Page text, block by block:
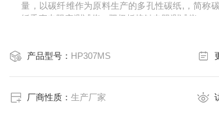
量，以碳纤维作为原料生产的多孔性碳纸,，简称
纸垂直电阻率测试仪，双极板接触电阻测试仪。
产品型号： HP307MS
厂商性质：生产厂家